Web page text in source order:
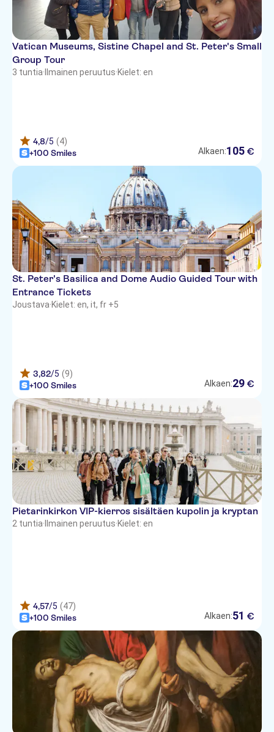
Tridente Suites
iH Hotels Roma Cicerone
Hotel Hiberia Rome
Hotel City
Hotel Domus Romana
Dharma Hotel & Luxury Suites
Hotel Beverly Hills Rome
Albergo Santa Chiara
Hotel Mondial
Hotel Gallia
Hotel Giulio Cesare
Hotel Seiler
Portrait Roma
Hotel Lord Byron
Hotel de Russie
Hotel Center 1 & 2
Bologna
Cardinal Hotel St. Peter
Hotel delle Regioni
Hotel Corot
Hotel Alexandra
Hotel Regina Margherita
Vatican Museums, Sistine Chapel and St. Peter's Small
Group Tour
3 tuntia· Ilmainen peruutus·Kielet: en
4,8/5 (4)
+100 Smiles
Alkaen:105 €
St. Peter's Basilica and Dome Audio Guided Tour with
Entrance Tickets
Joustava·Kielet: en, it, fr +5
3,82/5 (9)
+100 Smiles
Alkaen:29 €
Pietarinkirkon VIP-kierros sisältäen kupolin ja kryptan
2 tuntia· Ilmainen peruutus·Kielet: en
4,57/5 (47)
+100 Smiles
Alkaen:51 €